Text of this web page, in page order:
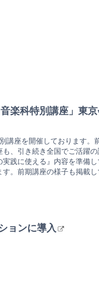
楽科特別講座」東
講座を開催しております。
、引き続き全国でご活躍
践に使える』内容を準備
。前期講座の様子も掲載
ョンに導入